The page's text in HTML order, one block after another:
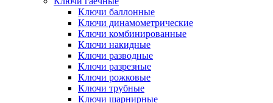
Ключи баллонные
Ключи динамометрические
Ключи комбинированные
Ключи накидные
Ключи разводные
Ключи разрезные
Ключи рожковые
Ключи трубные
Ключи шарнирные